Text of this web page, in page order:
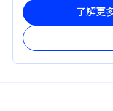
定且有效的成長路
了解更